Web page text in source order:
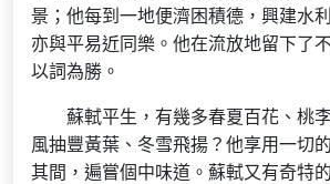
景；他每到一地便濟困積德，興建水
亦與平易近同樂。他在流放地留下了
以詞為勝。
蘇軾平生，有幾多春夏百花、桃
風抽豐黃葉、冬雪飛揚？他享用一切
其間，遍嘗個中味道。蘇軾又有奇